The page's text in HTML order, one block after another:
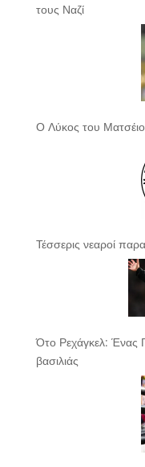
τους Ναζί
Ο Λύκος του Ματσέιο
Τέσσερις νεαροί
Ότο Ρεχάγκελ: Ένας
βασιλιάς